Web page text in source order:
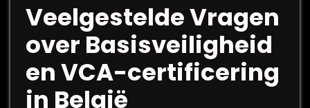
Veelgestelde Vragen
over Basisveiligheid
en VCA-certificering
in België